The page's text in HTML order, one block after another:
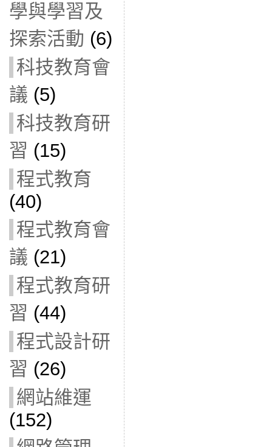
學與學習及
探索活動 (6)
科技教育會
議 (5)
科技教育研
習 (15)
程式教育
(40)
程式教育會
議 (21)
程式教育研
習 (44)
程式設計研
習 (26)
網站維運
(152)